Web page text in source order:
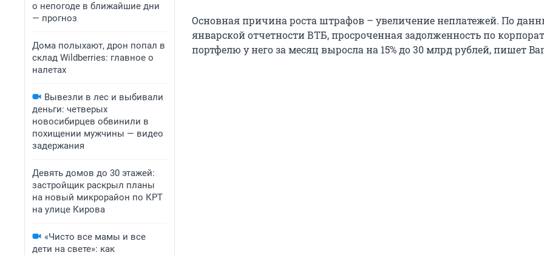
о непогоде в ближайшие дни
— прогноз
Дома полыхают, дрон попал в
склад Wildberries: главное о
налетах
Вывезли в лес и выбивали
деньги: четверых
новосибирцев обвинили в
похищении мужчины — видео
задержания
Девять домов до 30 этажей:
застройщик раскрыл планы
на новый микрорайон по КРТ
на улице Кирова
«Чисто все мамы и все
дети на свете»: как
Основная причина роста штрафов – увеличение неплатежей. По
январской отчетности ВТБ, просроченная задолженность по
портфелю у него за месяц выросла на 15% до 30 млрд рублей, пишет